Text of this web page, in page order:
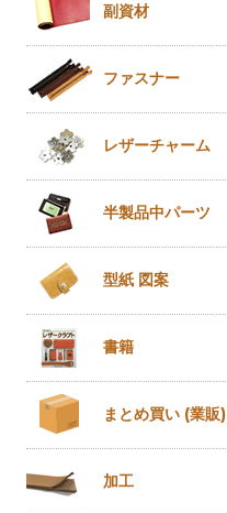
副資材
ファスナー
レザーチャーム
半製品中パーツ
型紙 図案
書籍
まとめ買い (業販)
加工